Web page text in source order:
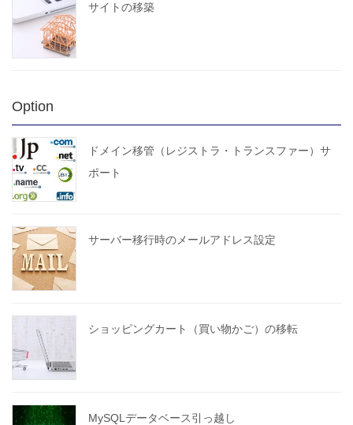
サイトの移築
Option
ドメイン移管（レジストラ・トランスファー）サ
ポート
サーバー移行時のメールアドレス設定
ショッピングカート（買い物かご）の移転
MySQLデータベース引っ越し